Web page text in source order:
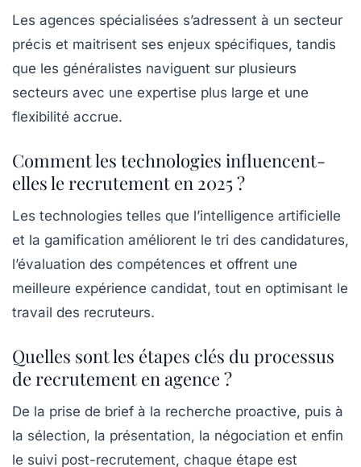
Les agences spécialisées s’adressent à un secteur
précis et maitrisent ses enjeux spécifiques, tandis
que les généralistes naviguent sur plusieurs
secteurs avec une expertise plus large et une
flexibilité accrue.
Comment les technologies influencent-
elles le recrutement en 2025 ?
Les technologies telles que l’intelligence artificielle
et la gamification améliorent le tri des candidatures,
l’évaluation des compétences et offrent une
meilleure expérience candidat, tout en optimisant le
travail des recruteurs.
Quelles sont les étapes clés du processus
de recrutement en agence ?
De la prise de brief à la recherche proactive, puis à
la sélection, la présentation, la négociation et enfin
le suivi post-recrutement, chaque étape est